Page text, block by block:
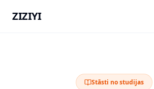
ZIZIYI
Stāsti no studijas